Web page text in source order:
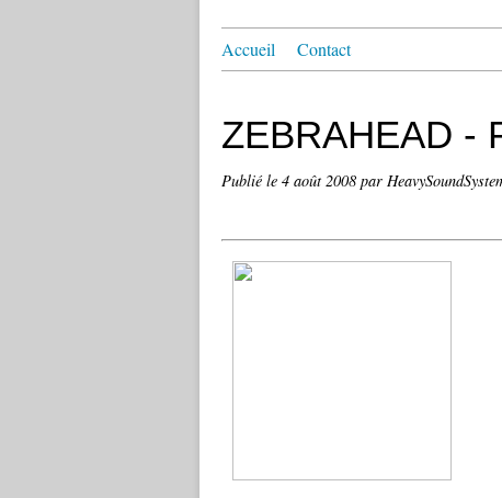
Accueil Contact
ZEBRAHEAD -
Publié le 4 août 2008 par